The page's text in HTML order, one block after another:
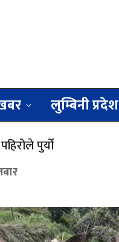
लुम्बिनी प्रदेश
पुर्यो